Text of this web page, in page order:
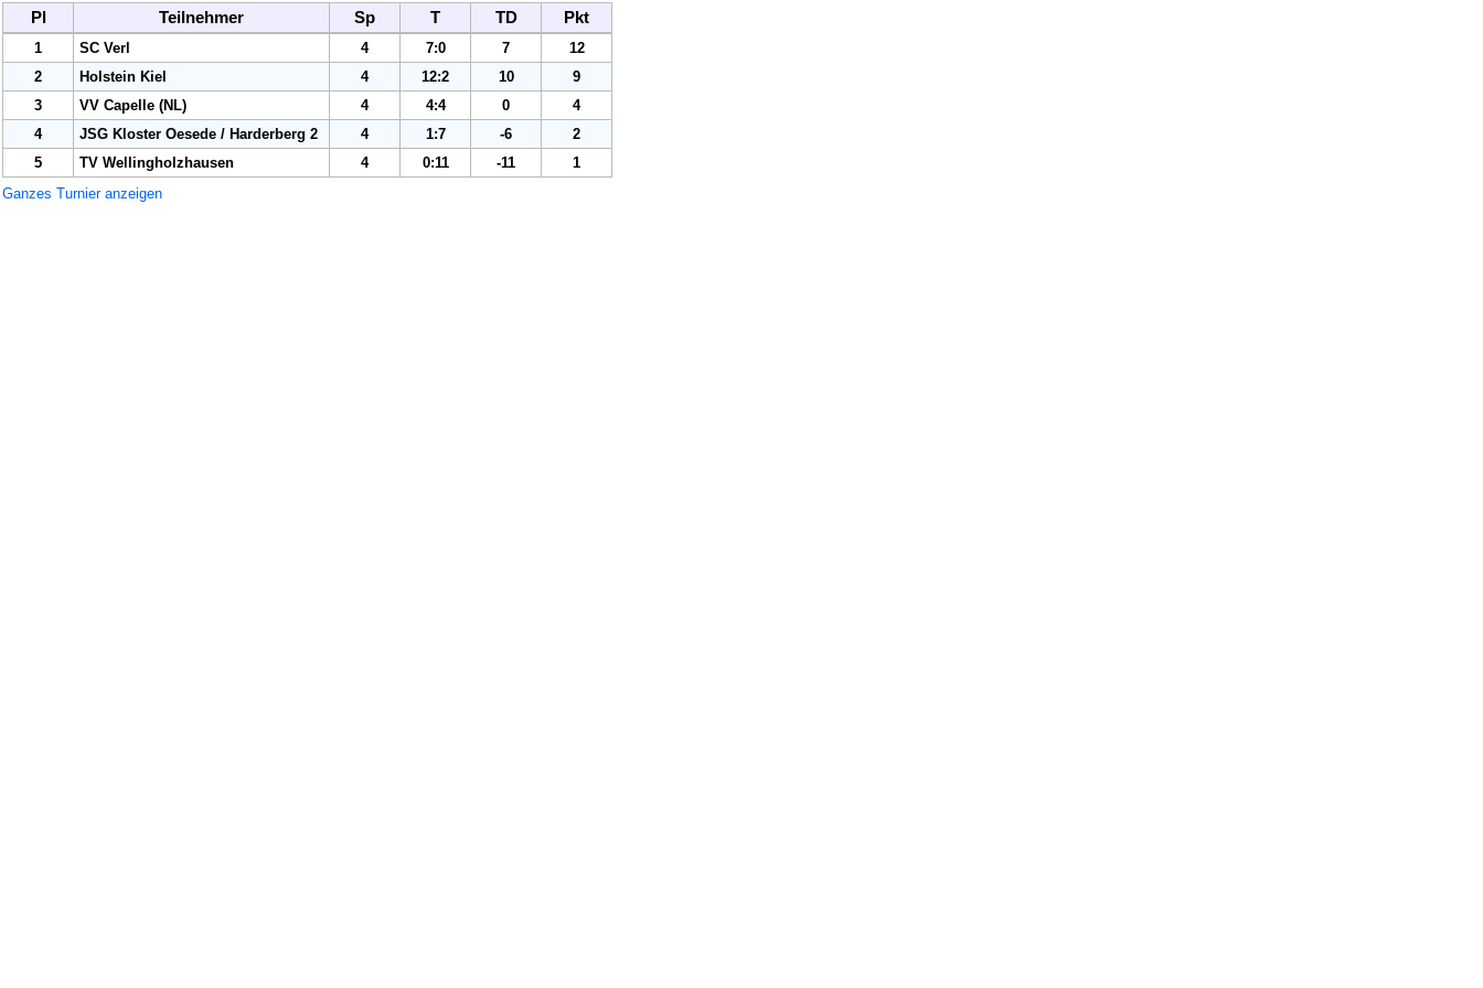
Pl Teilnehmer Sp T TD Pkt
1 SC Verl 4 7:0 7
12
2
Holstein Kiel 4 12:2 10
9
3
VV Capelle (NL) 4 4:4 0
4
4
JSG Kloster Oesede / Harderberg 2 4 1:7 -6
2
5
TV Wellingholzhausen 4 0:11 -11
1
Ganzes Turnier anzeigen